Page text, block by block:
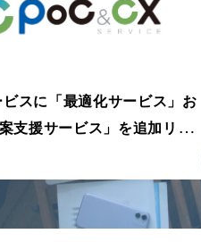
スに「最適化サービス」お
支援サービス」を追加リリー